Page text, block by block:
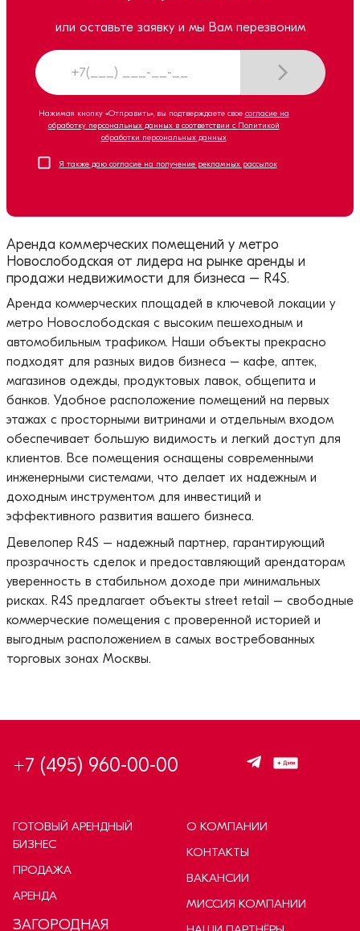
или оставьте заявку и мы Вам перезвоним
Нажимая кнопку «Отправить», вы подтверждаете свое согласие на
обработку персональных данных в соответствии с Политикой
обработки персональных данных
Я также даю согласие на получение рекламных рассылок
Аренда коммерческих помещений у метро
Новослободская от лидера на рынке аренды и
продажи недвижимости для бизнеса – R4S.
Аренда коммерческих площадей в ключевой локации у
метро Новослободская с высоким пешеходным и
автомобильным трафиком. Наши объекты прекрасно
подходят для разных видов бизнеса – кафе, аптек,
магазинов одежды, продуктовых лавок, общепита и
банков. Удобное расположение помещений на первых
этажах с просторными витринами и отдельным входом
обеспечивает большую видимость и легкий доступ для
клиентов. Все помещения оснащены современными
инженерными системами, что делает их надежным и
доходным инструментом для инвестиций и
эффективного развития вашего бизнеса.
Девелопер R4S – надежный партнер, гарантирующий
прозрачность сделок и предоставляющий арендаторам
уверенность в стабильном доходе при минимальных
рисках. R4S предлагает объекты street retail – свободные
коммерческие помещения с проверенной историей и
выгодным расположением в самых востребованных
торговых зонах Москвы.
+7 (495) 960-00-00
ГОТОВЫЙ АРЕНДНЫЙ
БИЗНЕС
ПРОДАЖА
АРЕНДА
ЗАГОРОДНАЯ
О КОМПАНИИ
КОНТАКТЫ
ВАКАНСИИ
МИССИЯ КОМПАНИИ